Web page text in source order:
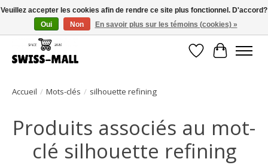
Livraison gratuite dès CHF 250 – livrée avec soin et fiabilité
Liste dePanier
Accueil / Mots-clés / silhouette refining
Produits associés au mot-
clé silhouette refining
Veuillez accepter les cookies afin de rendre ce site plus fonctionnel. D'accord?
Oui
Non En savoir plus sur les témoins (cookies) »